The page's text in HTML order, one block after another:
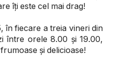
îți este cel mai drag!
în fiecare a treia vineri din
între orele 8.00 și 19.00,
și delicioase!